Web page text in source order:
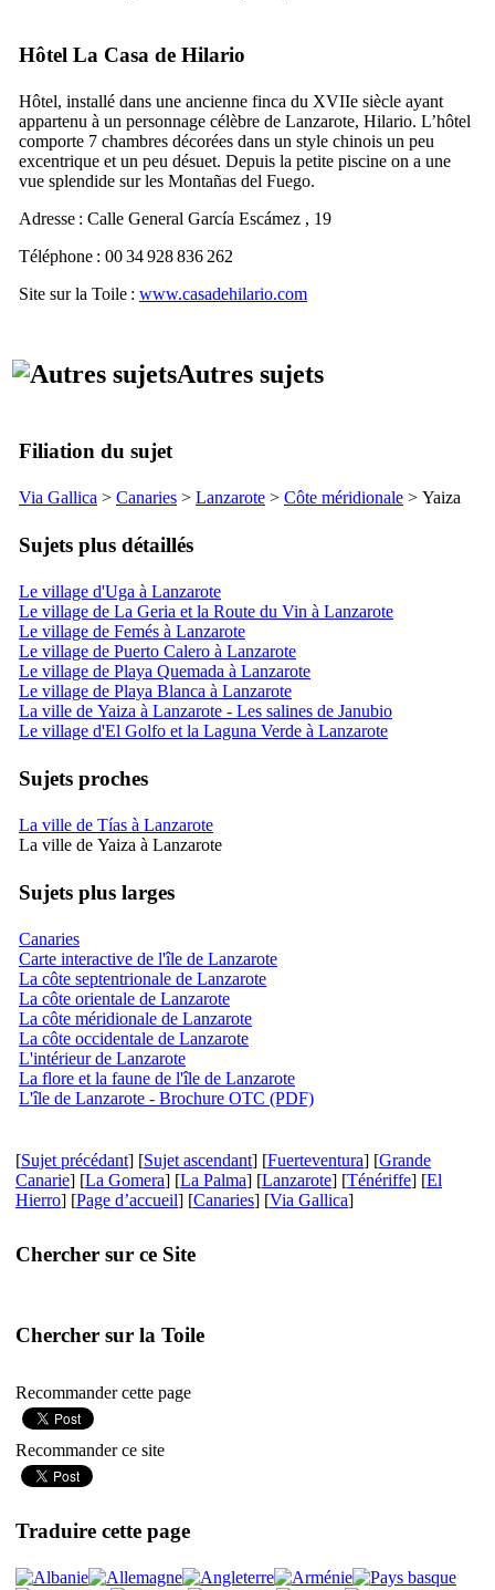
Hôtel La Casa de Hilario
Hôtel, installé dans une ancienne finca du XVIIe siècle ayant
appartenu à un personnage célèbre de Lanzarote, Hilario. L’hôtel
comporte 7 chambres décorées dans un style chinois un peu
excentrique et un peu désuet. Depuis la petite piscine on a une
vue splendide sur les Montañas del Fuego.
Adresse : Calle General García Escámez , 19
Téléphone : 00 34 928 836 262
Site sur la Toile : www.casadehilario.com
Autres sujets
Filiation du sujet
Via Gallica > Canaries > Lanzarote > Côte méridionale > Yaiza
Sujets plus détaillés
Le village d'Uga à Lanzarote
Le village de La Geria et la Route du Vin à Lanzarote
Le village de Femés à Lanzarote
Le village de Puerto Calero à Lanzarote
Le village de Playa Quemada à Lanzarote
Le village de Playa Blanca à Lanzarote
La ville de Yaiza à Lanzarote - Les salines de Janubio
Le village d'El Golfo et la Laguna Verde à Lanzarote
Sujets proches
La ville de Tías à Lanzarote
La ville de Yaiza à Lanzarote
Sujets plus larges
Canaries
Carte interactive de l'île de Lanzarote
La côte septentrionale de Lanzarote
La côte orientale de Lanzarote
La côte méridionale de Lanzarote
La côte occidentale de Lanzarote
L'intérieur de Lanzarote
La flore et la faune de l'île de Lanzarote
L'île de Lanzarote - Brochure OTC (PDF)
[Sujet précédant] [Sujet ascendant] [Fuerteventura] [Grande
Canarie] [La Gomera] [La Palma] [Lanzarote] [Ténériffe] [El
Hierro] [Page d’accueil] [Canaries] [Via Gallica]
Chercher sur ce Site
Chercher sur la Toile
Recommander cette page
Recommander ce site
Traduire cette page